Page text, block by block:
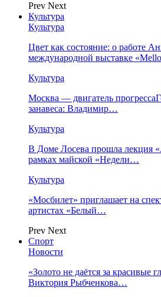
Prev Next
Культура
Культура
Цвет как состояние: о работе
международной выставке
Культура
Москва — двигатель
занавеса: Владимир…
Культура
В Доме Лосева прошла лекция
рамках майской «Недели…
Культура
«Мосбилет» приглашает на
артистах «Белый…
Prev Next
Спорт
Новости
«Золото не даётся за красивые
Виктория Рыбченкова…